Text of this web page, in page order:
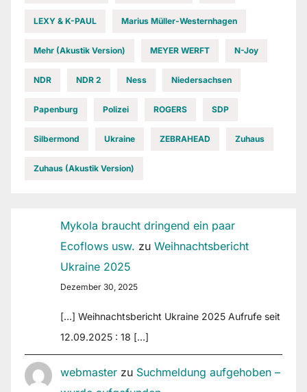
LEXY & K-PAUL Marius Müller-Westernhagen
Mehr (Akustik Version) MEYER WERFT N-Joy
NDR NDR 2 Ness Niedersachsen
Papenburg Polizei ROGERS SDP
Silbermond Ukraine ZEBRAHEAD Zuhaus
Zuhaus (Akustik Version)
Mykola braucht dringend ein paar
Ecoflows usw. zu Weihnachtsbericht
Ukraine 2025
Dezember 30, 2025
[…] Weihnachtsbericht Ukraine 2025 Aufrufe seit
12.09.2025 : 18 […]
webmaster zu Suchmeldung aufgehoben –